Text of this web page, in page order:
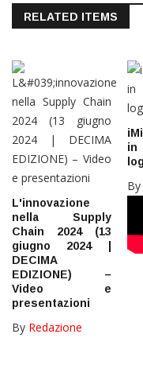
RELATED ITEMS
L'innovazione
nella Supply
Chain 2024 (13
giugno 2024 |
DECIMA
EDIZIONE) –
Video e
presentazioni
By Redazione
in
By